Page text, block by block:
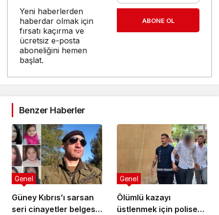
Yeni haberlerden
haberdar olmak için
fırsatı kaçırma ve
ücretsiz e-posta
aboneliğini hemen
başlat.
ABONE OL
Benzer Haberler
Güney Kıbrıs’ı sarsan
seri cinayetler belgesel
Genel
Ölümlü kazayı
üstlenmek için polise
Genel